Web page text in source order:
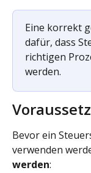
Eine korrekt
dafür, dass
richtigen
werden.
Bevor ein
verwenden
werden: